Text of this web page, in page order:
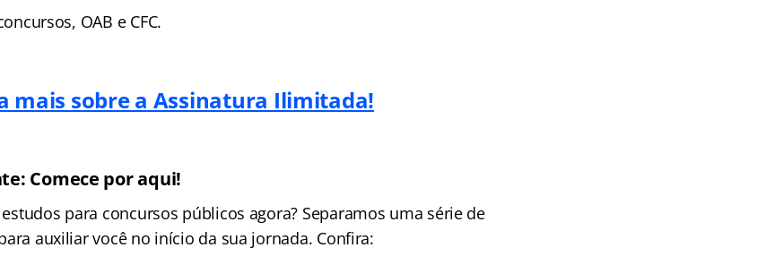
OAB e CFC.
mais sobre a Assinatura Ilimitada!
Comece por aqui!
para concursos públicos agora? Separamos uma série de
auxiliar você no início da sua jornada. Confira: